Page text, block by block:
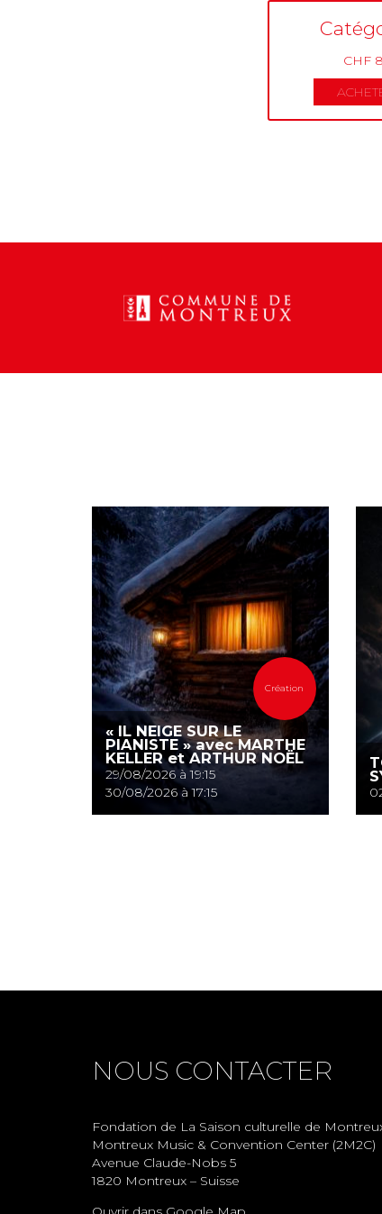
CHF
Création
« IL NEIGE SUR LE
PIANISTE » avec MARTHE
KELLER et ARTHUR NOËL
29/08/2026 à 19:15
30/08/2026 à 17:15
NOUS CONTACTER
Fondation de La Saison culturelle de
Montreux Music & Convention Center (2M2C)
Avenue Claude-Nobs 5
1820 Montreux – Suisse